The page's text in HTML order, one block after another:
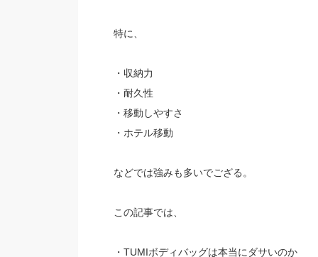
特に、
・収納力
・耐久性
・移動しやすさ
・ホテル移動
などでは強みも多いでござる。
この記事では、
・TUMIボディバッグは本当にダサいのか